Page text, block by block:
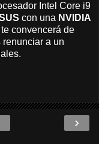
Intel Core i9
con una NVIDIA
convencerá de
renunciar a un
›